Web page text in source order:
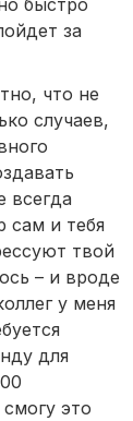
быстро
за
что не
случаев,
всегда
сам и тебя
твой
– и вроде
у меня
для
это